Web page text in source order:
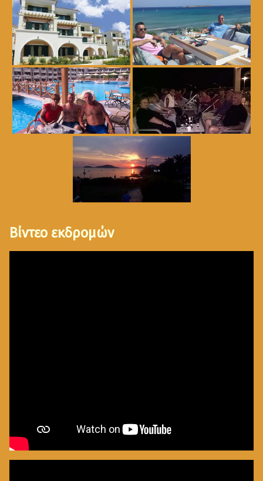
Βίντεο εκδρομών